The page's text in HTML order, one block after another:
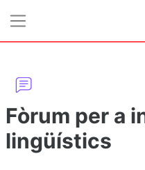
Fòrum per a
lingüístics